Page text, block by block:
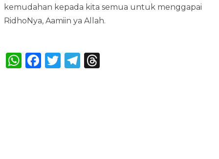
kemudahan kepada kita semua untuk menggapai
RidhoNya, Aamiin ya Allah.
WhatsApp
Facebook
Twitter
Telegram